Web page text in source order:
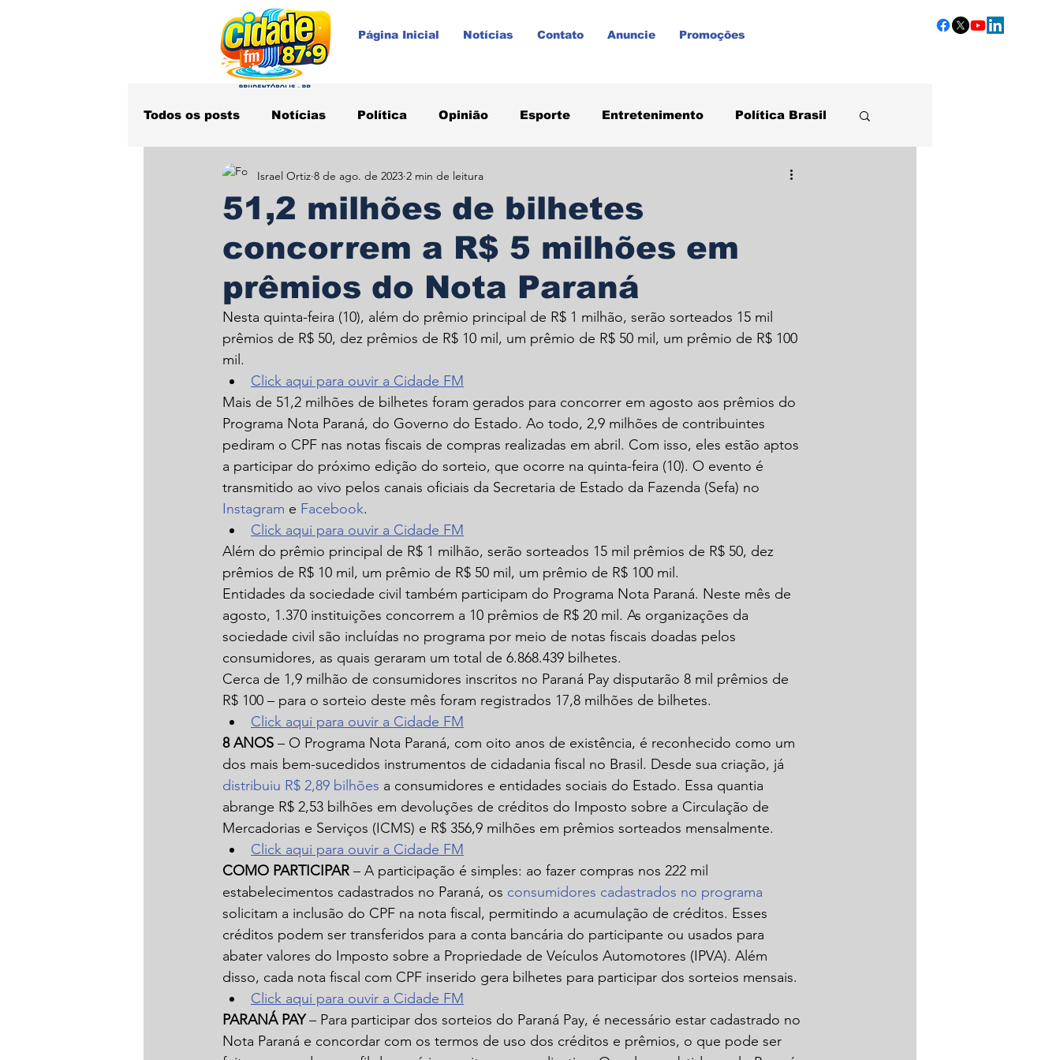
Página Inicial Notícias Contato Anuncie Promoções
Todos os posts Notícias Política Opinião Esporte Entretenimento Política Brasil
Obituário Polícia Saúde Paraná Agronegócio
51,2 milhões de bilhetes
concorrem a R$ 5 milhões em
prêmios do Nota Paraná
Israel Ortiz 8 de ago. de 2023 2 min de leitura
Nesta quinta-feira (10), além do prêmio principal de R$ 1 milhão, serão sorteados 15 mil
prêmios de R$ 50, dez prêmios de R$ 10 mil, um prêmio de R$ 50 mil, um prêmio de R$ 100
mil.
Click aqui para ouvir a Cidade FM
Mais de 51,2 milhões de bilhetes foram gerados para concorrer em agosto aos prêmios do
Programa Nota Paraná, do Governo do Estado. Ao todo, 2,9 milhões de contribuintes
pediram o CPF nas notas fiscais de compras realizadas em abril. Com isso, eles estão aptos
a participar do próximo edição do sorteio, que ocorre na quinta-feira (10). O evento é
transmitido ao vivo pelos canais oficiais da Secretaria de Estado da Fazenda (Sefa) no
Instagram e Facebook.
Click aqui para ouvir a Cidade FM
Além do prêmio principal de R$ 1 milhão, serão sorteados 15 mil prêmios de R$ 50, dez
prêmios de R$ 10 mil, um prêmio de R$ 50 mil, um prêmio de R$ 100 mil.
Entidades da sociedade civil também participam do Programa Nota Paraná. Neste mês de
agosto, 1.370 instituições concorrem a 10 prêmios de R$ 20 mil. As organizações da
sociedade civil são incluídas no programa por meio de notas fiscais doadas pelos
consumidores, as quais geraram um total de 6.868.439 bilhetes.
Cerca de 1,9 milhão de consumidores inscritos no Paraná Pay disputarão 8 mil prêmios de
R$ 100 – para o sorteio deste mês foram registrados 17,8 milhões de bilhetes.
Click aqui para ouvir a Cidade FM
8 ANOS – O Programa Nota Paraná, com oito anos de existência, é reconhecido como um
dos mais bem-sucedidos instrumentos de cidadania fiscal no Brasil. Desde sua criação, já
distribuiu R$ 2,89 bilhões a consumidores e entidades sociais do Estado. Essa quantia
abrange R$ 2,53 bilhões em devoluções de créditos do Imposto sobre a Circulação de
Mercadorias e Serviços (ICMS) e R$ 356,9 milhões em prêmios sorteados mensalmente.
Click aqui para ouvir a Cidade FM
COMO PARTICIPAR – A participação é simples: ao fazer compras nos 222 mil
estabelecimentos cadastrados no Paraná, os consumidores cadastrados no programa
solicitam a inclusão do CPF na nota fiscal, permitindo a acumulação de créditos. Esses
créditos podem ser transferidos para a conta bancária do participante ou usados para
abater valores do Imposto sobre a Propriedade de Veículos Automotores (IPVA). Além
disso, cada nota fiscal com CPF inserido gera bilhetes para participar dos sorteios mensais.
Click aqui para ouvir a Cidade FM
PARANÁ PAY – Para participar dos sorteios do Paraná Pay, é necessário estar cadastrado no
Nota Paraná e concordar com os termos de uso dos créditos e prêmios, o que pode ser